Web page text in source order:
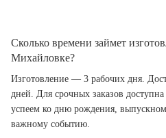
Сколько времени займет
Михайловке?
Изготовление — 3 рабочих дня.
дней. Для срочных заказов
успеем ко дню рождения,
важному событию.